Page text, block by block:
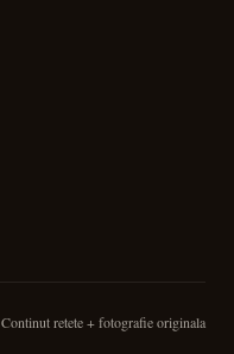
Continut retete + fotografie originala